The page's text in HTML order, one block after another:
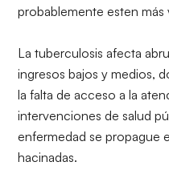
probablemente esten más
La tuberculosis afecta
ingresos bajos y medios,
la falta de acceso a la
intervenciones de salud
enfermedad se propague
hacinadas.